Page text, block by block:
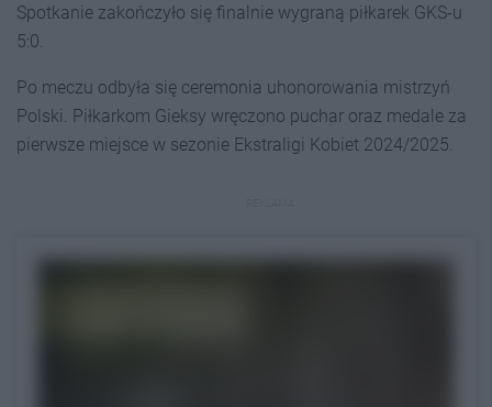
Spotkanie zakończyło się finalnie wygraną piłkarek GKS-u
5:0.
Po meczu odbyła się ceremonia uhonorowania mistrzyń
Polski. Piłkarkom Gieksy wręczono puchar oraz medale za
pierwsze miejsce w sezonie Ekstraligi Kobiet 2024/2025.